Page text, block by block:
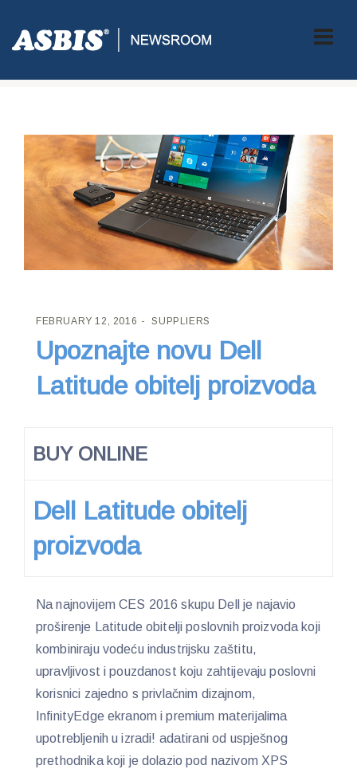
ASBIS CROATIA SUPPLIERS> UPOZNAJTE NOVU DELL
LATITUDE OBITELJ PROIZVODA
FEBRUARY 12, 2016 SUPPLIERS
Upoznajte novu Dell
Latitude obitelj proizvoda
BUY ONLINE
Dell Latitude obitelj
proizvoda
Na najnovijem CES 2016 skupu Dell je najavio
proširenje Latitude obitelji poslovnih proizvoda koji
kombiniraju vodeću industrijsku zaštitu,
upravljivost i pouzdanost koju zahtijevaju poslovni
korisnici zajedno s privlačnim dizajnom,
InfinityEdge ekranom i premium materijalima
upotrebljenih u izradi! adatirani od uspješnog
prethodnika koji je dolazio pod nazivom XPS